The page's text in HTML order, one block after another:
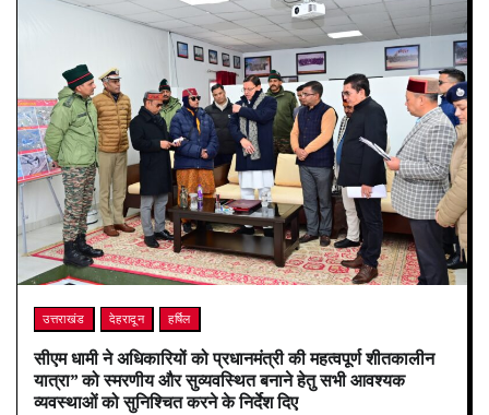
उत्तराखंड देहरादून हर्षिल
सीएम धामी ने अधिकारियों को प्रधानमंत्री की महत्वपूर्ण शीतकालीन
यात्रा” को स्मरणीय और सुव्यवस्थित बनाने हेतु सभी आवश्यक
व्यवस्थाओं को सुनिश्चित करने के निर्देश दिए